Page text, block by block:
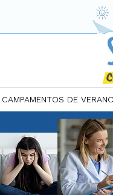
CAMPAMENTOS DE VERANO